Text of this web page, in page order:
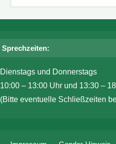
Sprechzeiten:
Dienstags und Donnerstags
10:00 – 13:00 Uhr und 13:30 –
(Bitte eventuelle Schließzeiten